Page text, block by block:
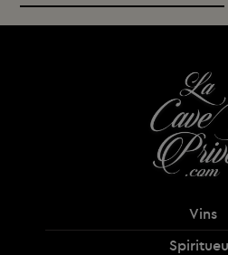
Vins